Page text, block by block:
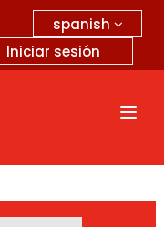
spanish
Iniciar sesión